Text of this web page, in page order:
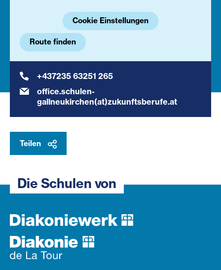
Cookie Einstellungen
Route finden
+437235 63251 265
office.schulen-
gallneukirchen(at)zukunftsberufe.at
Teilen
Die Schulen von